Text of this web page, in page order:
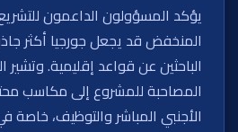
يؤكد المسؤولون الداعمون
المنخفض قد يجعل جورجيا أكثر
الباحثين عن قواعد إقليمية. وتشير
المصاحبة للمشروع إلى مكاسب
الأجنبي المباشر والتوظيف، خاصة